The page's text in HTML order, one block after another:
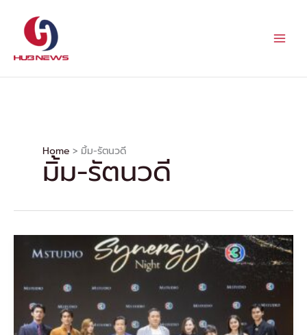
content
Home มิ้ม-รัตนวดี
มิ้ม-รัตนวดี
Studio
ช่อง
3
นำ
ทัพ